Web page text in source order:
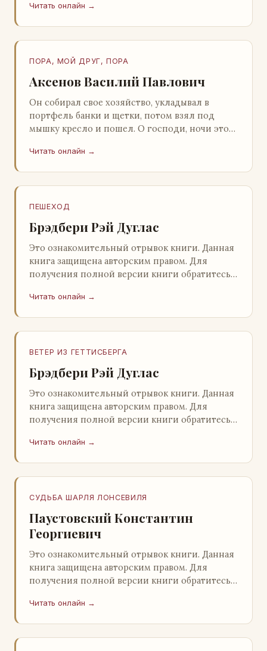
А. Алешин». …
Читать онлайн →
ПОРА, МОЙ ДРУГ, ПОРА
Аксенов Василий Павлович
Он собирал свое хозяйство, укладывал в
портфель банки и щетки, потом взял под
мышку кресло и пошел. О господи, ночи этой
заставлял…
Читать онлайн →
ПЕШЕХОД
Брэдбери Рэй Дуглас
Это ознакомительный отрывок книги. Данная
книга защищена авторским правом. Для
получения полной версии книги обратитесь к
легального ко…
Читать онлайн →
ВЕТЕР ИЗ ГЕТТИСБЕРГА
Брэдбери Рэй Дуглас
Это ознакомительный отрывок книги. Данная
книга защищена авторским правом. Для
получения полной версии книги обратитесь к
легального ко…
Читать онлайн →
СУДЬБА ШАРЛЯ ЛОНСЕВИЛЯ
Паустовский Константин
Георгиевич
Это ознакомительный отрывок книги. Данная
книга защищена авторским правом. Для
получения полной версии книги обратитесь к
легального ко…
Читать онлайн →